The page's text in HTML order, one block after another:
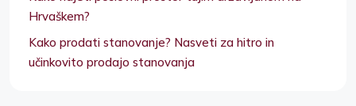
Hrvaškem?
Kako prodati stanovanje? Nasveti za hitro in
učinkovito prodajo stanovanja